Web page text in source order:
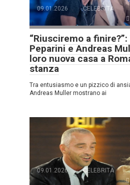
09.01.2026
CELEBRITÀ
“Riusciremo a
Peparini e Andreas
loro nuova casa a
stanza
Tra entusiasmo e un pizzico di
Andreas Muller mostrano ai
09.01.2026
CELEBRITÀ